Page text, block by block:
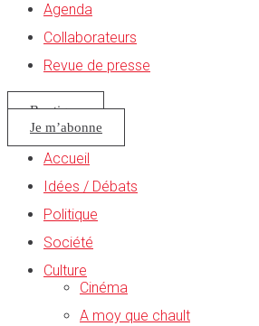
Agenda
Collaborateurs
Revue de presse
Boutique
Je m’abonne
Accueil
Idées / Débats
Politique
Société
Culture
Cinéma
A moy que chault